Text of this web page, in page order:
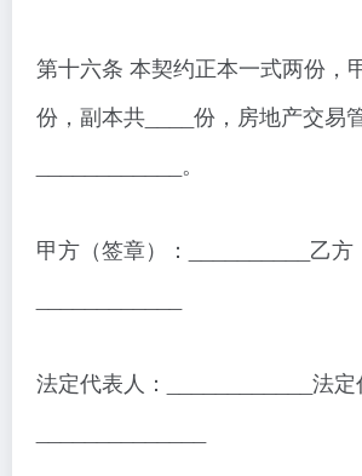
第十六条 本契约正本一式两份，
份，副本共____份，房地产交易
____________。
甲方（签章）：__________乙方
法定代表人：____________法定